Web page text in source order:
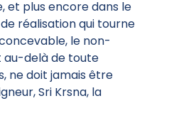
et plus encore dans le
réalisation qui tourne
le non-
au-delà de toute
ne doit jamais être
Sri Krsna, la